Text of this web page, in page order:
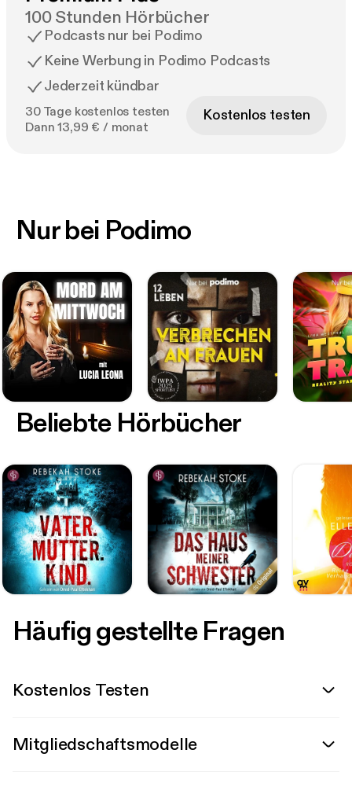
100 Stunden Hörbücher
Podcasts nur bei Podimo
Keine Werbung in Podimo Podcasts
Jederzeit kündbar
30 Tage kostenlos testen
Dann 13,99 € / monat
Kostenlos testen
Nur bei Podimo
Beliebte Hörbücher
Häufig gestellte Fragen
Kostenlos Testen
Mitgliedschaftsmodelle